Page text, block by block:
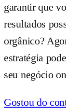
garantir que
resultados
orgânico?
estratégia
seu negócio
Gostou do